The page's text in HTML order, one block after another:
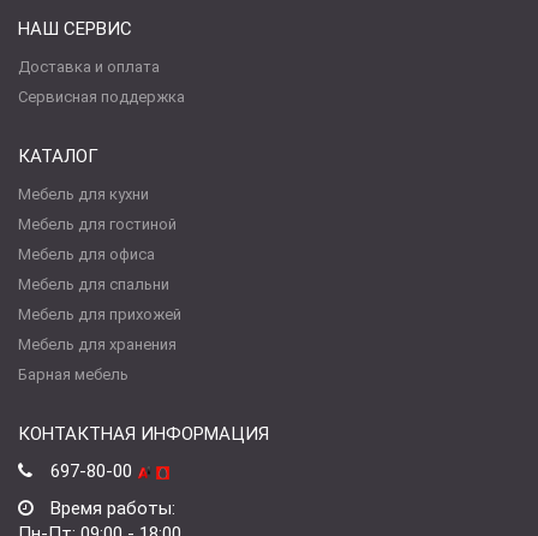
НАШ СЕРВИС
Доставка и оплата
Сервисная поддержка
КАТАЛОГ
Мебель для кухни
Мебель для гостиной
Мебель для офиса
Мебель для спальни
Мебель для прихожей
Мебель для хранения
Барная мебель
КОНТАКТНАЯ ИНФОРМАЦИЯ
697-80-00
Время работы: